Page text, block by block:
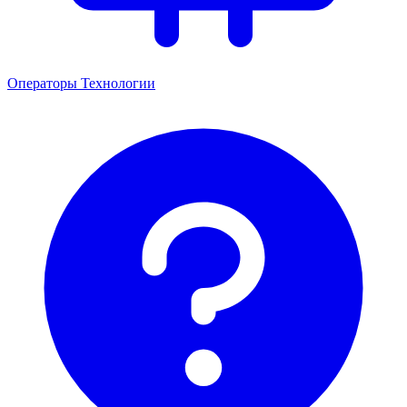
Операторы Технологии